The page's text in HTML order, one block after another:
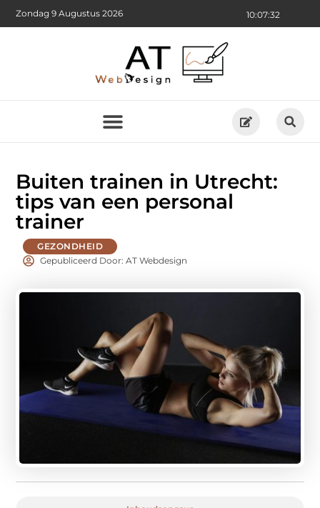
10:07:33
Zondag 9 Augustus 2026
Buiten trainen in Utrecht:
tips van een personal
trainer
GEZONDHEID
Gepubliceerd Door: AT Webdesign